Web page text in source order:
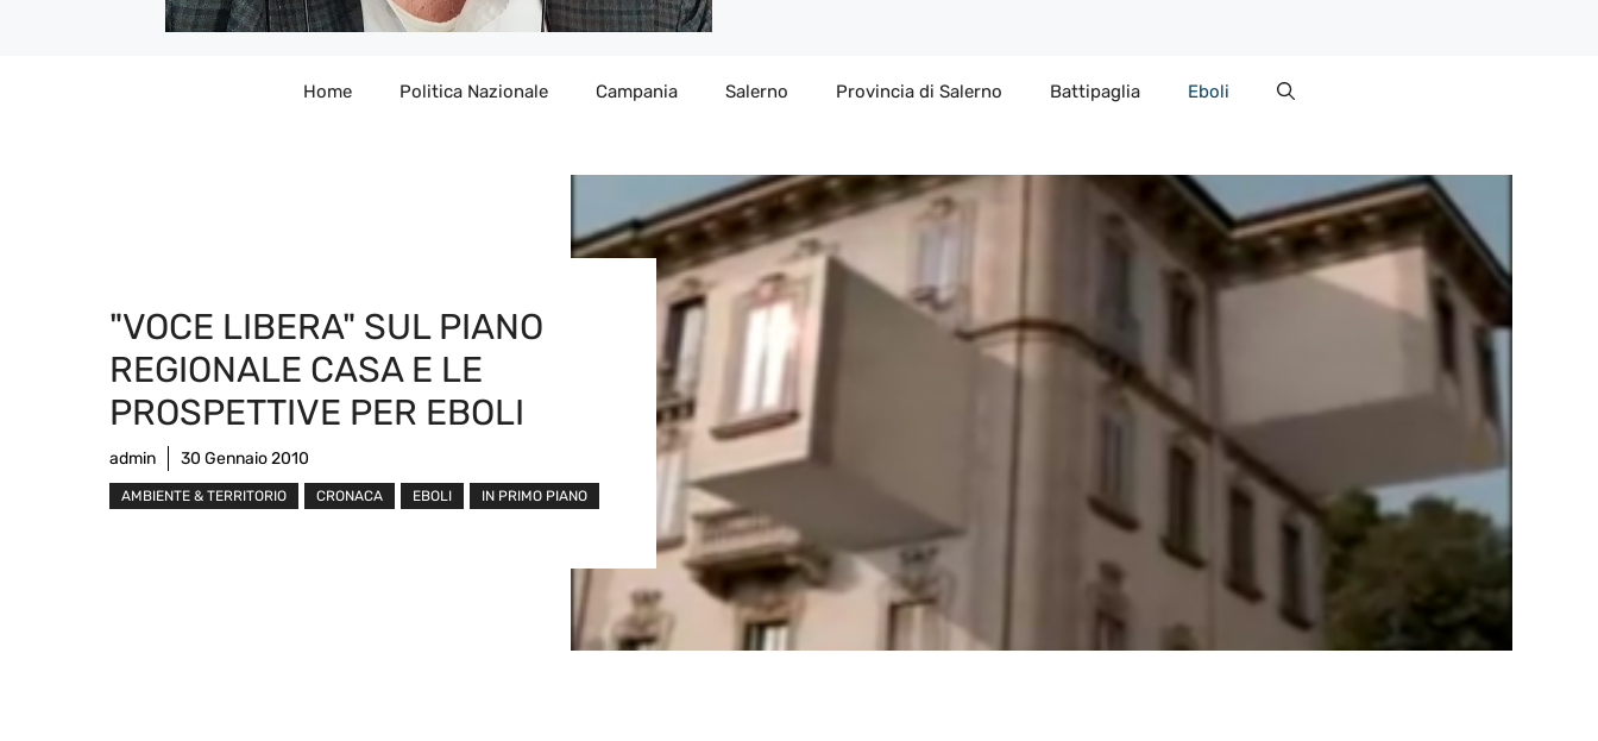
Home Politica Nazionale Campania Salerno Provincia di Salerno Battipaglia Eboli
"VOCE LIBERA" SUL PIANO
REGIONALE CASA E LE
PROSPETTIVE PER EBOLI
admin 30 Gennaio 2010
AMBIENTE & TERRITORIO CRONACA EBOLI IN PRIMO PIANO